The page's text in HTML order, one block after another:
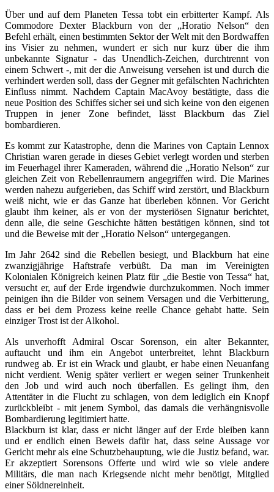
Über und auf dem Planeten Tessa tobt ein erbitterter Kampf. Als
Commodore Dexter Blackburn von der „Horatio Nelson“ den
Befehl erhält, einen bestimmten Sektor der Welt mit den Bordwaffen
ins Visier zu nehmen, wundert er sich nur kurz über die ihm
unbekannte Signatur - das Unendlich-Zeichen, durchtrennt von
einem Schwert -, mit der die Anweisung versehen ist und durch die
verhindert werden soll, dass der Gegner mit gefälschten Nachrichten
Einfluss nimmt. Nachdem Captain MacAvoy bestätigte, dass die
neue Position des Schiffes sicher sei und sich keine von den eigenen
Truppen in jener Zone befindet, lässt Blackburn das Ziel
bombardieren.
Es kommt zur Katastrophe, denn die Marines von Captain Lennox
Christian waren gerade in dieses Gebiet verlegt worden und sterben
im Feuerhagel ihrer Kameraden, während die „Horatio Nelson“ zur
gleichen Zeit von Rebellenraumern angegriffen wird. Die Marines
werden nahezu aufgerieben, das Schiff wird zerstört, und Blackburn
weiß nicht, wie er das Ganze hat überleben können. Vor Gericht
glaubt ihm keiner, als er von der mysteriösen Signatur berichtet,
denn alle, die seine Geschichte hätten bestätigen können, sind tot
und die Beweise mit der „Horatio Nelson“ untergegangen.
Im Jahr 2642 sind die Rebellen besiegt, und Blackburn hat eine
zwanzigjährige Haftstrafe verbüßt. Da man im Vereinigten
Kolonialen Königreich keinen Platz für „die Bestie von Tessa“ hat,
versucht er, auf der Erde irgendwie durchzukommen. Noch immer
peinigen ihn die Bilder von seinem Versagen und die Verbitterung,
dass er bei dem Prozess keine reelle Chance gehabt hatte. Sein
einziger Trost ist der Alkohol.
Als unverhofft Admiral Oscar Sorenson, ein alter Bekannter,
auftaucht und ihm ein Angebot unterbreitet, lehnt Blackburn
rundweg ab. Er ist ein Wrack und glaubt, er habe einen Neuanfang
nicht verdient. Wenig später verliert er wegen seiner Trunkenheit
den Job und wird auch noch überfallen. Es gelingt ihm, den
Attentäter in die Flucht zu schlagen, von dem lediglich ein Knopf
zurückbleibt - mit jenem Symbol, das damals die verhängnisvolle
Bombardierung legitimiert hatte.
Blackburn ist klar, dass er nicht länger auf der Erde bleiben kann
und er endlich einen Beweis dafür hat, dass seine Aussage vor
Gericht mehr als eine Schutzbehauptung, wie die Justiz befand, war.
Er akzeptiert Sorensons Offerte und wird wie so viele andere
Militärs, die man nach Kriegsende nicht mehr benötigt, Mitglied
einer Söldnereinheit.